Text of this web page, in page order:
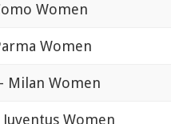
Women
Women
Milan Women
Women